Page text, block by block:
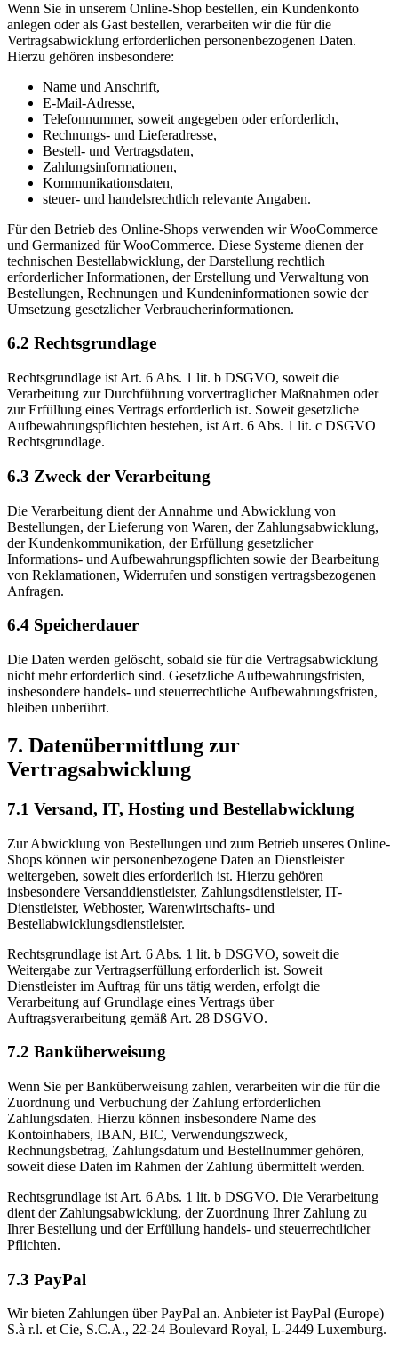
Wenn Sie in unserem Online-Shop bestellen, ein Kundenkonto
anlegen oder als Gast bestellen, verarbeiten wir die für die
Vertragsabwicklung erforderlichen personenbezogenen Daten.
Hierzu gehören insbesondere:
Name und Anschrift,
E-Mail-Adresse,
Telefonnummer, soweit angegeben oder erforderlich,
Rechnungs- und Lieferadresse,
Bestell- und Vertragsdaten,
Zahlungsinformationen,
Kommunikationsdaten,
steuer- und handelsrechtlich relevante Angaben.
Für den Betrieb des Online-Shops verwenden wir WooCommerce
und Germanized für WooCommerce. Diese Systeme dienen der
technischen Bestellabwicklung, der Darstellung rechtlich
erforderlicher Informationen, der Erstellung und Verwaltung von
Bestellungen, Rechnungen und Kundeninformationen sowie der
Umsetzung gesetzlicher Verbraucherinformationen.
6.2 Rechtsgrundlage
Rechtsgrundlage ist Art. 6 Abs. 1 lit. b DSGVO, soweit die
Verarbeitung zur Durchführung vorvertraglicher Maßnahmen oder
zur Erfüllung eines Vertrags erforderlich ist. Soweit gesetzliche
Aufbewahrungspflichten bestehen, ist Art. 6 Abs. 1 lit. c DSGVO
Rechtsgrundlage.
6.3 Zweck der Verarbeitung
Die Verarbeitung dient der Annahme und Abwicklung von
Bestellungen, der Lieferung von Waren, der Zahlungsabwicklung,
der Kundenkommunikation, der Erfüllung gesetzlicher
Informations- und Aufbewahrungspflichten sowie der Bearbeitung
von Reklamationen, Widerrufen und sonstigen vertragsbezogenen
Anfragen.
6.4 Speicherdauer
Die Daten werden gelöscht, sobald sie für die Vertragsabwicklung
nicht mehr erforderlich sind. Gesetzliche Aufbewahrungsfristen,
insbesondere handels- und steuerrechtliche Aufbewahrungsfristen,
bleiben unberührt.
7. Datenübermittlung zur
Vertragsabwicklung
7.1 Versand, IT, Hosting und Bestellabwicklung
Zur Abwicklung von Bestellungen und zum Betrieb unseres Online-
Shops können wir personenbezogene Daten an Dienstleister
weitergeben, soweit dies erforderlich ist. Hierzu gehören
insbesondere Versanddienstleister, Zahlungsdienstleister, IT-
Dienstleister, Webhoster, Warenwirtschafts- und
Bestellabwicklungsdienstleister.
Rechtsgrundlage ist Art. 6 Abs. 1 lit. b DSGVO, soweit die
Weitergabe zur Vertragserfüllung erforderlich ist. Soweit
Dienstleister im Auftrag für uns tätig werden, erfolgt die
Verarbeitung auf Grundlage eines Vertrags über
Auftragsverarbeitung gemäß Art. 28 DSGVO.
7.2 Banküberweisung
Wenn Sie per Banküberweisung zahlen, verarbeiten wir die für die
Zuordnung und Verbuchung der Zahlung erforderlichen
Zahlungsdaten. Hierzu können insbesondere Name des
Kontoinhabers, IBAN, BIC, Verwendungszweck,
Rechnungsbetrag, Zahlungsdatum und Bestellnummer gehören,
soweit diese Daten im Rahmen der Zahlung übermittelt werden.
Rechtsgrundlage ist Art. 6 Abs. 1 lit. b DSGVO. Die Verarbeitung
dient der Zahlungsabwicklung, der Zuordnung Ihrer Zahlung zu
Ihrer Bestellung und der Erfüllung handels- und steuerrechtlicher
Pflichten.
7.3 PayPal
Wir bieten Zahlungen über PayPal an. Anbieter ist PayPal (Europe)
S.à r.l. et Cie, S.C.A., 22-24 Boulevard Royal, L-2449 Luxemburg.